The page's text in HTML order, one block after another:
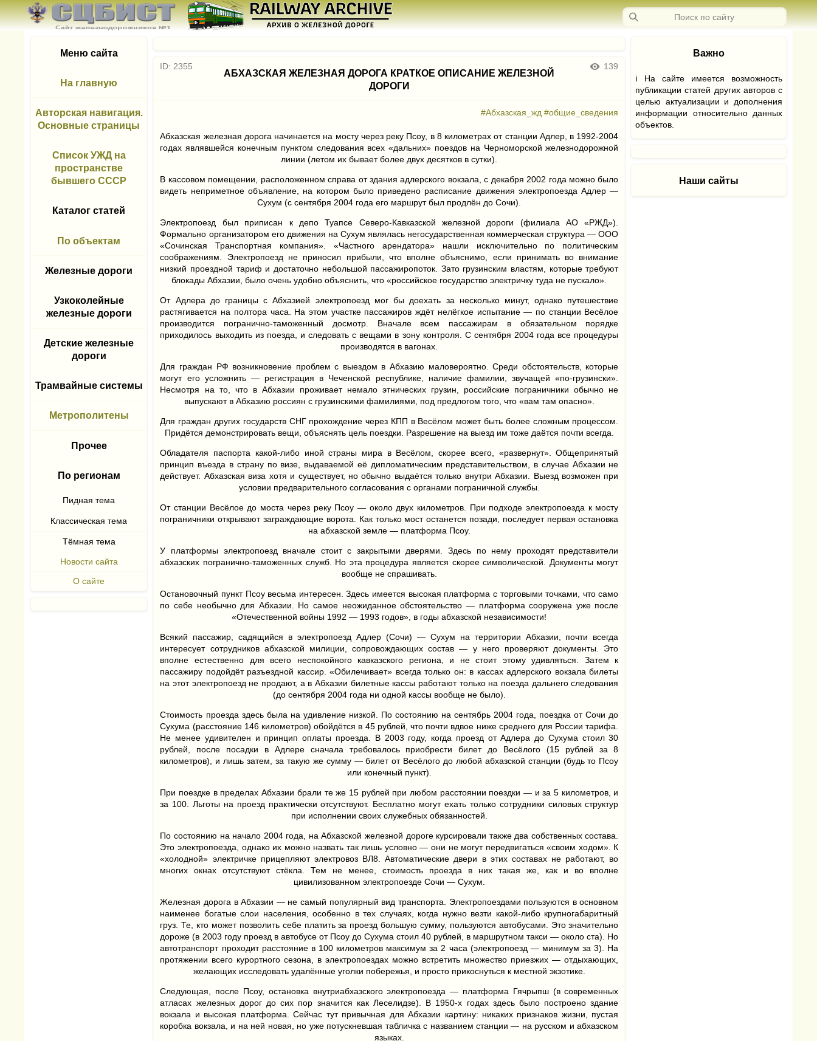
Меню сайта
На главную
Авторская навигация.
Основные страницы
Список УЖД на
пространстве
бывшего СССР
Каталог статей
По объектам
Железные дороги
Узкоколейные
железные дороги
Детские железные
дороги
Трамвайные системы
Метрополитены
Прочее
По регионам
Новости сайта
О сайте
ID: 2355
АБХАЗСКАЯ ЖЕЛЕЗНАЯ ДОРОГА КРАТКОЕ ОПИСАНИЕ ЖЕЛЕЗНОЙ
ДОРОГИ
139
#Абхазская_жд #общие_сведения
Абхазская железная дорога начинается на мосту через реку Псоу, в 8 километрах от станции Адлер, в 1992-2004
годах являвшейся конечным пунктом следования всех «дальних» поездов на Черноморской железнодорожной
линии (летом их бывает более двух десятков в сутки).
В кассовом помещении, расположенном справа от здания адлерского вокзала, с декабря 2002 года можно было
видеть неприметное объявление, на котором было приведено расписание движения электропоезда Адлер —
Сухум (с сентября 2004 года его маршрут был продлён до Сочи).
Электропоезд был приписан к депо Туапсе Северо-Кавказской железной дороги (филиала АО «РЖД»).
Формально организатором его движения на Сухум являлась негосударственная коммерческая структура — ООО
«Сочинская Транспортная компания». «Частного арендатора» нашли исключительно по политическим
соображениям. Электропоезд не приносил прибыли, что вполне объяснимо, если принимать во внимание
низкий проездной тариф и достаточно небольшой пассажиропоток. Зато грузинским властям, которые требуют
блокады Абхазии, было очень удобно объяснить, что «российское государство электричку туда не пускало».
От Адлера до границы с Абхазией электропоезд мог бы доехать за несколько минут, однако путешествие
растягивается на полтора часа. На этом участке пассажиров ждёт нелёгкое испытание — по станции Весёлое
производится погранично-таможенный досмотр. Вначале всем пассажирам в обязательном порядке
приходилось выходить из поезда, и следовать с вещами в зону контроля. С сентября 2004 года все процедуры
производятся в вагонах.
Для граждан РФ возникновение проблем с выездом в Абхазию маловероятно. Среди обстоятельств, которые
могут его усложнить — регистрация в Чеченской республике, наличие фамилии, звучащей «по-грузински».
Несмотря на то, что в Абхазии проживает немало этнических грузин, российские пограничники обычно не
выпускают в Абхазию россиян с грузинскими фамилиями, под предлогом того, что «вам там опасно».
Для граждан других государств СНГ прохождение через КПП в Весёлом может быть более сложным процессом.
Придётся демонстрировать вещи, объяснять цель поездки. Разрешение на выезд им тоже даётся почти всегда.
Обладателя паспорта какой-либо иной страны мира в Весёлом, скорее всего, «развернут». Общепринятый
принцип въезда в страну по визе, выдаваемой её дипломатическим представительством, в случае Абхазии не
действует. Абхазская виза хотя и существует, но обычно выдаётся только внутри Абхазии. Выезд возможен при
условии предварительного согласования с органами пограничной службы.
От станции Весёлое до моста через реку Псоу — около двух километров. При подходе электропоезда к мосту
пограничники открывают заграждающие ворота. Как только мост останется позади, последует первая остановка
на абхазской земле — платформа Псоу.
У платформы электропоезд вначале стоит с закрытыми дверями. Здесь по нему проходят представители
абхазских погранично-таможенных служб. Но эта процедура является скорее символической. Документы могут
вообще не спрашивать.
Остановочный пункт Псоу весьма интересен. Здесь имеется высокая платформа с торговыми точками, что само
по себе необычно для Абхазии. Но самое неожиданное обстоятельство — платформа сооружена уже после
«Отечественной войны 1992 — 1993 годов», в годы абхазской независимости!
Всякий пассажир, садящийся в электропоезд Адлер (Сочи) — Сухум на территории Абхазии, почти всегда
интересует сотрудников абхазской милиции, сопровождающих состав — у него проверяют документы. Это
вполне естественно для всего неспокойного кавказского региона, и не стоит этому удивляться. Затем к
пассажиру подойдёт разъездной кассир. «Обилечивает» всегда только он: в кассах адлерского вокзала билеты
на этот электропоезд не продают, а в Абхазии билетные кассы работают только на поезда дальнего следования
(до сентября 2004 года ни одной кассы вообще не было).
Стоимость проезда здесь была на удивление низкой. По состоянию на сентябрь 2004 года, поездка от Сочи до
Сухума (расстояние 146 километров) обойдётся в 45 рублей, что почти вдвое ниже среднего для России тарифа.
Не менее удивителен и принцип оплаты проезда. В 2003 году, когда проезд от Адлера до Сухума стоил 30
рублей, после посадки в Адлере сначала требовалось приобрести билет до Весёлого (15 рублей за 8
километров), и лишь затем, за такую же сумму — билет от Весёлого до любой абхазской станции (будь то Псоу
или конечный пункт).
При поездке в пределах Абхазии брали те же 15 рублей при любом расстоянии поездки — и за 5 километров, и
за 100. Льготы на проезд практически отсутствуют. Бесплатно могут ехать только сотрудники силовых структур
при исполнении своих служебных обязанностей.
По состоянию на начало 2004 года, на Абхазской железной дороге курсировали также два собственных состава.
Это электропоезда, однако их можно назвать так лишь условно — они не могут передвигаться «своим ходом». К
«холодной» электричке прицепляют электровоз ВЛ8. Автоматические двери в этих составах не работают, во
многих окнах отсутствуют стёкла. Тем не менее, стоимость проезда в них такая же, как и во вполне
цивилизованном электропоезде Сочи — Сухум.
Железная дорога в Абхазии — не самый популярный вид транспорта. Электропоездами пользуются в основном
наименее богатые слои населения, особенно в тех случаях, когда нужно везти какой-либо крупногабаритный
груз. Те, кто может позволить себе платить за проезд бoльшую сумму, пользуются автобусами. Это значительно
дороже (в 2003 году проезд в автобусе от Псоу до Сухума стоил 40 рублей, в маршрутном такси — около ста). Но
автотранспорт проходит расстояние в 100 километров максимум за 2 часа (электропоезд — минимум за 3). На
протяжении всего курортного сезона, в электропоездах можно встретить множество приезжих — отдыхающих,
желающих исследовать удалённые уголки побережья, и просто прикоснуться к местной экзотике.
Следующая, после Псоу, остановка внутриабхазского электропоезда — платформа Гячрыпш (в современных
атласах железных дорог до сих пор значится как Леселидзе). В 1950-х годах здесь было построено здание
вокзала и высокая платформа. Сейчас тут привычная для Абхазии картину: никаких признаков жизни, пустая
коробка вокзала, и на ней новая, но уже потускневшая табличка с названием станции — на русском и абхазском
языках.
Важно
ℹ На сайте имеется возможность
публикации статей других авторов с
целью актуализации и дополнения
информации относительно данных
объектов.
Наши сайты